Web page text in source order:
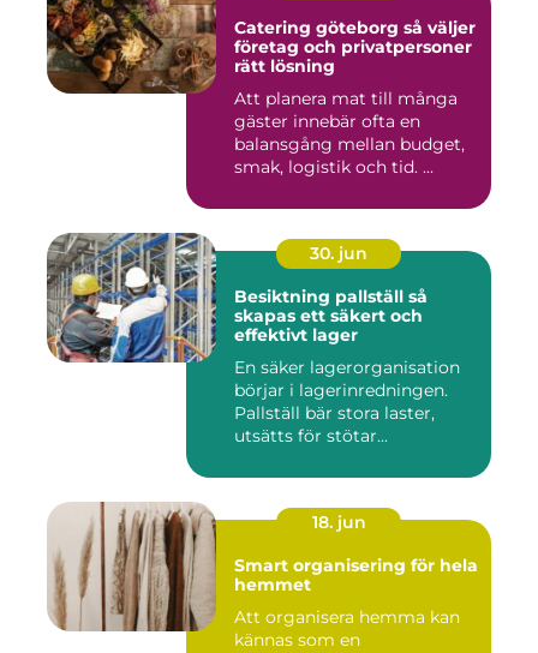
Catering göteborg så väljer
företag och privatpersoner
rätt lösning
Att planera mat till många
gäster innebär ofta en
balansgång mellan budget,
smak, logistik och tid. ...
30. jun
Besiktning pallställ så
skapas ett säkert och
effektivt lager
En säker lagerorganisation
börjar i lagerinredningen.
Pallställ bär stora laster,
utsätts för stötar...
18. jun
Smart organisering för hela
hemmet
Att organisera hemma kan
kännas som en